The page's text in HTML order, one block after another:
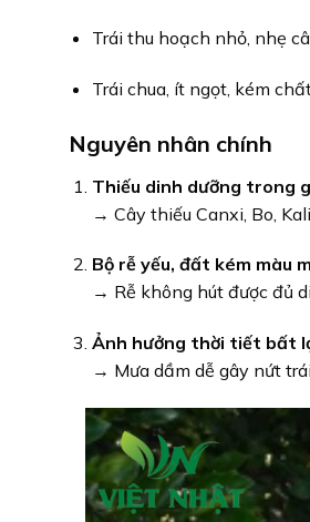
Trái thu hoạch nhỏ, nhẹ
Trái chua, ít ngọt, kém
Nguyên nhân chính
Thiếu dinh dưỡng trong
→ Cây thiếu Canxi, Bo,
Bộ rễ yếu, đất kém màu
→ Rễ không hút được đủ
Ảnh hưởng thời tiết bất
→ Mưa dầm dễ gây nứt